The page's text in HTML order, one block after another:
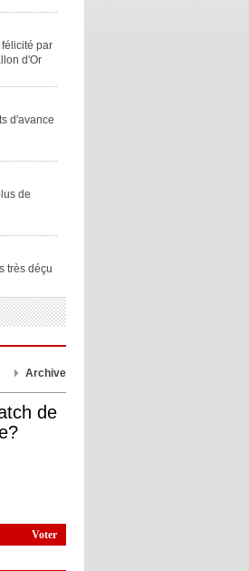
par
d'Or
d'avance
de
très déçu
qu'il
la
retraite
Archive
de
Voter